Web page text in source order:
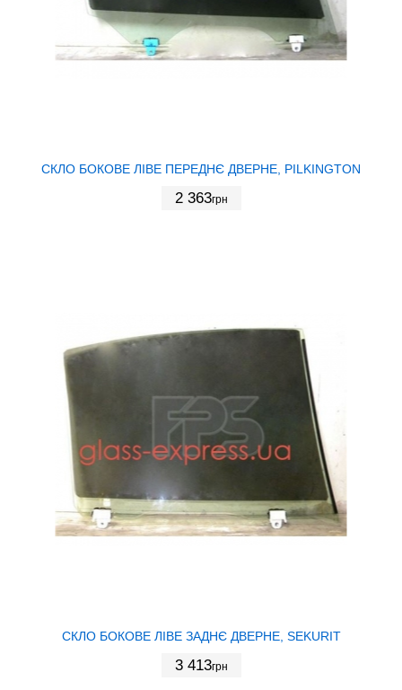
СКЛО БОКОВЕ ЛІВЕ ПЕРЕДНЄ ДВЕРНЕ, PILKINGTON
2 363грн
СКЛО БОКОВЕ ЛІВЕ ЗАДНЄ ДВЕРНЕ, SEKURIT
3 413грн